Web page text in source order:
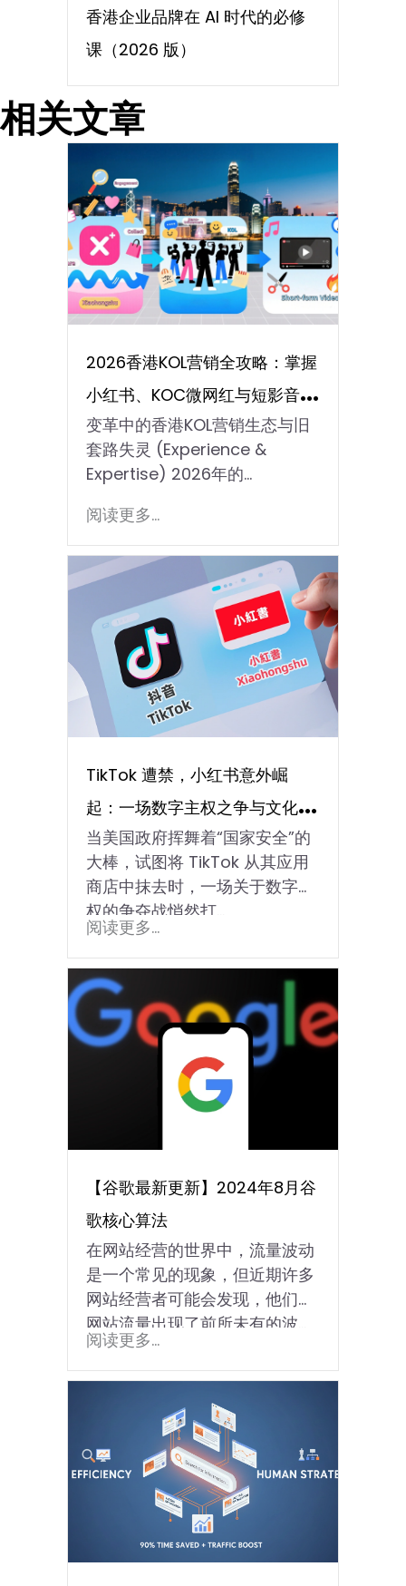
香港企业品牌在 AI 时代的必修
课（2026 版）
相关文章
2026香港KOL营销全攻略：掌握
小红书、KOC微网红与短影音流
量密码
变革中的香港KOL营销生态与旧
套路失灵 (Experience &
Expertise) 2026年的…
阅读更多...
TikTok 遭禁，小红书意外崛
起：一场数字主权之争与文化输
出的机遇
当美国政府挥舞着“国家安全”的
大棒，试图将 TikTok 从其应用
商店中抹去时，一场关于数字主
权的争夺战悄然打…
阅读更多...
【谷歌最新更新】2024年8月谷
歌核心算法
在网站经营的世界中，流量波动
是一个常见的现象，但近期许多
网站经营者可能会发现，他们的
网站流量出现了前所未有的波…
阅读更多...